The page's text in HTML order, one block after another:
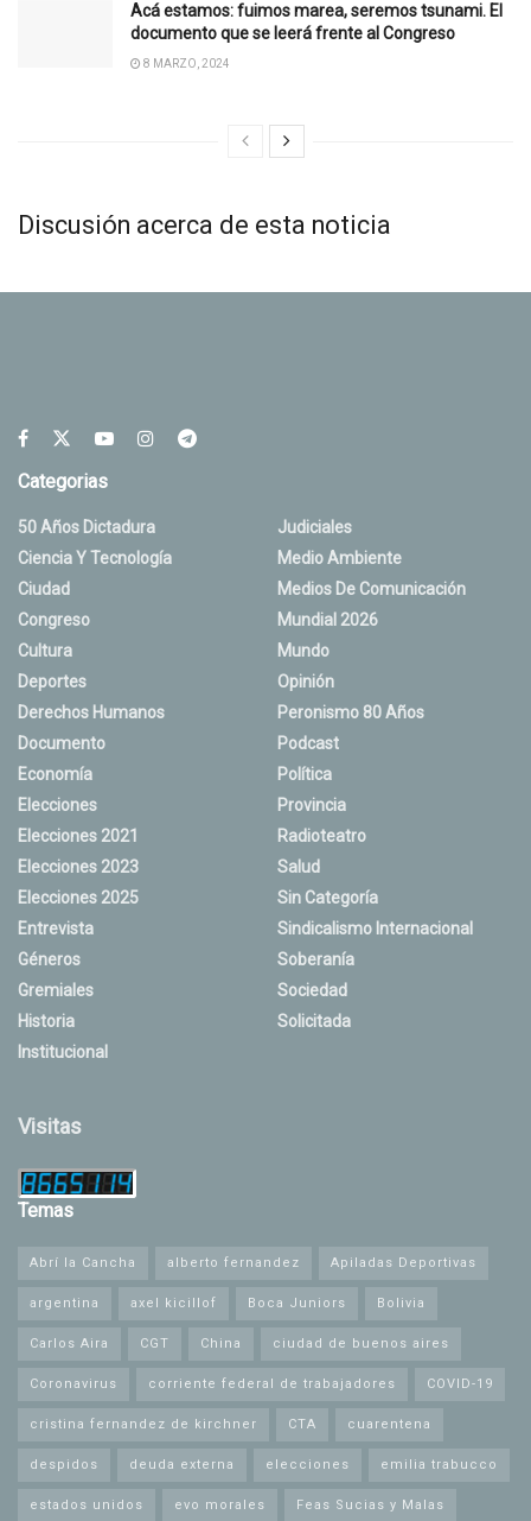
Acá estamos: fuimos marea, seremos tsunami. El
documento que se leerá frente al Congreso
8 MARZO, 2024
Discusión acerca de esta noticia
Categorias
50 Años Dictadura
Ciencia Y Tecnología
Ciudad
Congreso
Cultura
Deportes
Derechos Humanos
Documento
Economía
Elecciones
Elecciones 2021
Elecciones 2023
Elecciones 2025
Entrevista
Géneros
Gremiales
Historia
Institucional
Judiciales
Medio Ambiente
Medios De Comunicación
Mundial 2026
Mundo
Opinión
Peronismo 80 Años
Podcast
Política
Provincia
Radioteatro
Salud
Sin Categoría
Sindicalismo Internacional
Soberanía
Sociedad
Solicitada
Visitas
Temas
Abrí la Cancha alberto fernandez Apiladas Deportivas
argentina axel kicillof Boca Juniors Bolivia
Carlos Aira CGT China ciudad de buenos aires
Coronavirus corriente federal de trabajadores COVID-19
cristina fernandez de kirchner CTA cuarentena
despidos deuda externa elecciones emilia trabucco
estados unidos evo morales Feas Sucias y Malas